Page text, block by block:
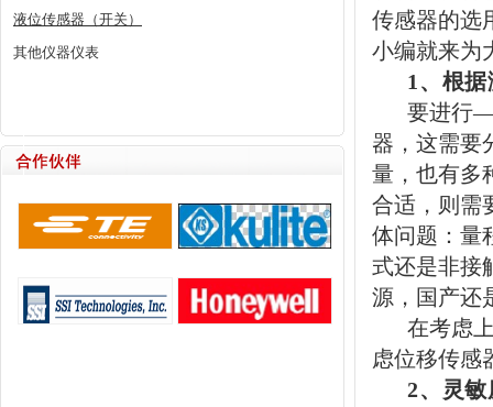
液位传感器（开关）
其他仪器仪表
传感器的选
小编就来为
1 、根
要进行—
器，这需要
量，也有多
合适，则需
体问题：量
式还是非接
源，国产还
在考虑
虑位移传感
2、灵